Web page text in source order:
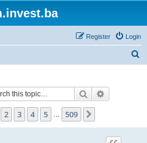
Login
Register
Search
1of 509
2 3 4 5 509